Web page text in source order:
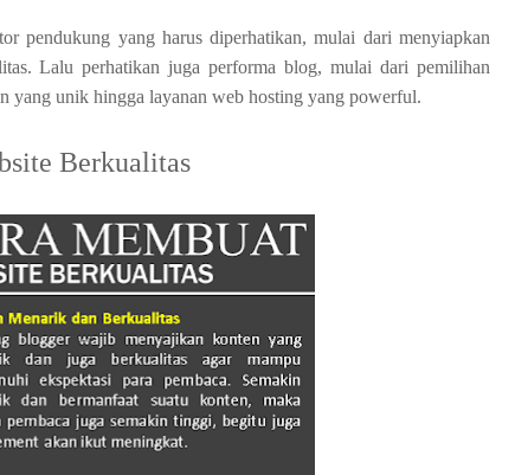
pendukung yang harus diperhatikan, mulai dari menyiapkan
Lalu perhatikan juga performa blog, mulai dari pemilihan
yang unik hingga layanan web hosting yang powerful.
Berkualitas